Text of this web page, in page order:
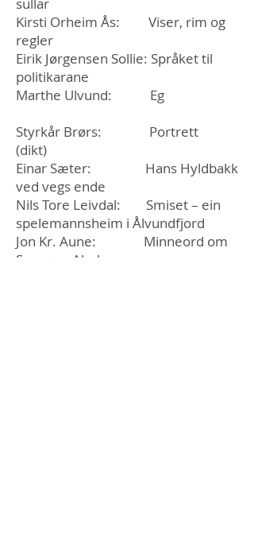
Kirsti Orheim Ås: Viser, rim og
regler
Eirik Jørgensen Sollie: Språket til
politikarane
Marthe Ulvund: Eg
Styrkår Brørs: Portrett
(dikt)
Einar Sæter: Hans Hyldbakk
ved vegs ende
Nils Tore Leivdal: Smiset – ein
spelemannsheim i Ålvundfjord
Jon Kr. Aune: Minneord om
Synnøve Almberg